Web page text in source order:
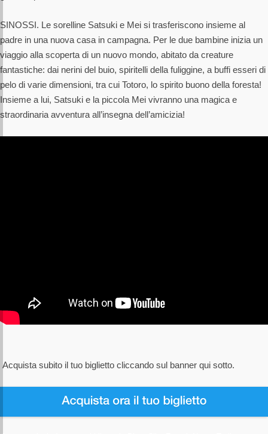
SINOSSI. Le sorelline Satsuki e Mei si trasferiscono insieme al
padre in una nuova casa in campagna. Per le due bambine inizia un
viaggio alla scoperta di un nuovo mondo, abitato da creature
fantastiche: dai nerini del buio, spiritelli della fuliggine, a buffi esseri di
pelo di varie dimensioni, tra cui Totoro, lo spirito buono della foresta!
Insieme a lui, Satsuki e la piccola Mei vivranno una magica e
straordinaria avventura all’insegna dell’amicizia!
Acquista subito il tuo biglietto cliccando sul banner qui sotto.